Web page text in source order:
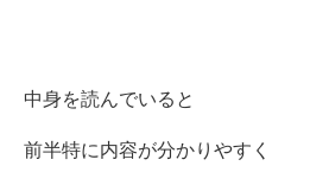
中身を読んでいると
前半特に内容が分かりやすく